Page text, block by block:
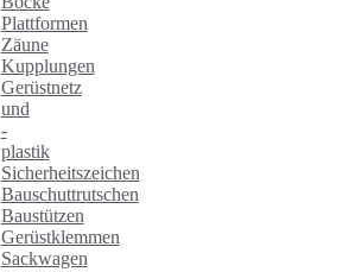
Plattformen
Zäune
Kupplungen
Gerüstnetz
und
-
plastik
Sicherheitszeichen
Bauschuttrutschen
Baustützen
Gerüstklemmen
Sackwagen